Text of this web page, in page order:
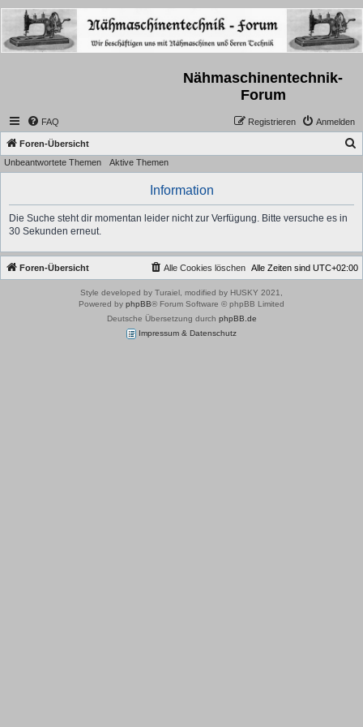
Nähmaschinentechnik-
Forum
FAQ Anmelden
Registrieren
Foren-Übersicht
Unbeantwortete Themen Aktive Themen
Information
Die Suche steht dir momentan leider nicht zur Verfügung. Bitte versuche es in
30 Sekunden erneut.
Foren-Übersicht Alle Zeiten sind UTC+02:00
Alle Cookies löschen
Style developed by Turaiel, modified by HUSKY 2021,
Powered by phpBB® Forum Software © phpBB Limited
Deutsche Übersetzung durch phpBB.de
Impressum & Datenschutz